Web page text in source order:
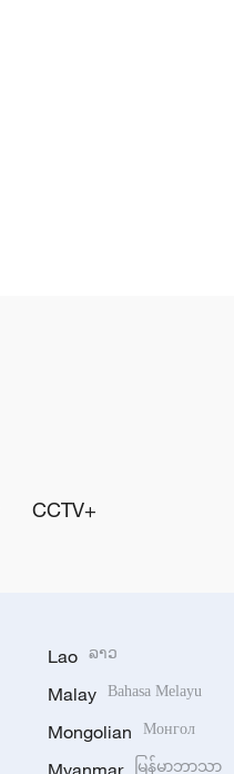
CCTV+
Lao ລາວ
Malay Bahasa Melayu
Mongolian Монгол
Myanmar မြန်မာဘာသာ